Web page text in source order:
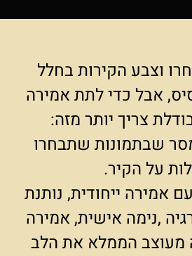
וצבע הקירות בחלל
אבל כדי לתת אמירה
צריך יותר מזה:
שבתמונות שתבחרו
על הקיר.
אמירה ייחודית, נותנת
,נימה אישית, אמירה
מעוצב הממלא את הלב